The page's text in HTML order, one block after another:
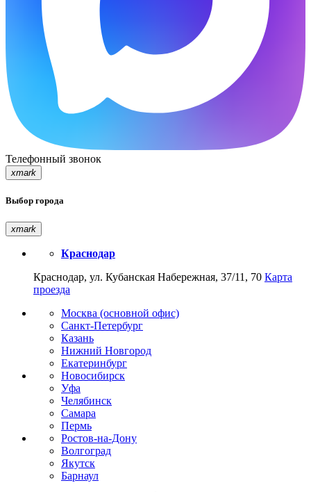
Телефонный звонок
xmark
Выбор города
xmark
Краснодар
Краснодар, ул. Кубанская Набережная, 37/11, 70 Карта
проезда
Москва (основной офис)
Санкт-Петербург
Казань
Нижний Новгород
Екатеринбург
Новосибирск
Уфа
Челябинск
Самара
Пермь
Ростов-на-Дону
Волгоград
Якутск
Барнаул